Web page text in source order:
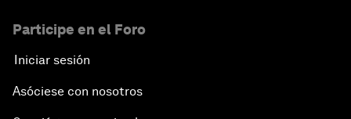
Participe en el Foro
Iniciar sesión
Asóciese con nosotros